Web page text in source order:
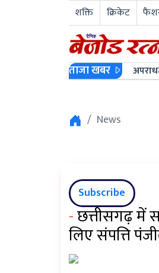
शक्ति क्रिकेट
ताजा खबर अपराध
News
Subscribe
-छत्तीसगढ़ में
लिए संपत्ति